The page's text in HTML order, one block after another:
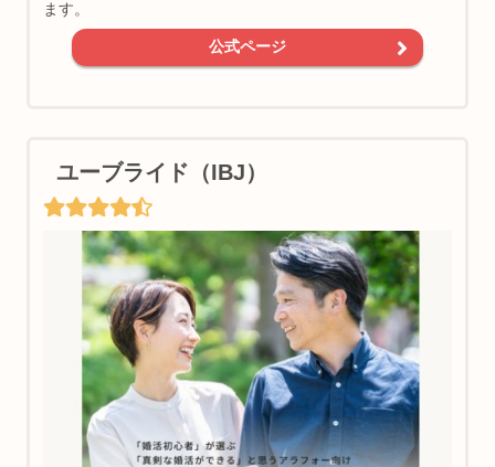
ます。
公式ページ
ユーブライド（IBJ）